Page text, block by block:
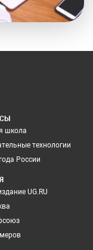
школа
технологии
России
UG.RU